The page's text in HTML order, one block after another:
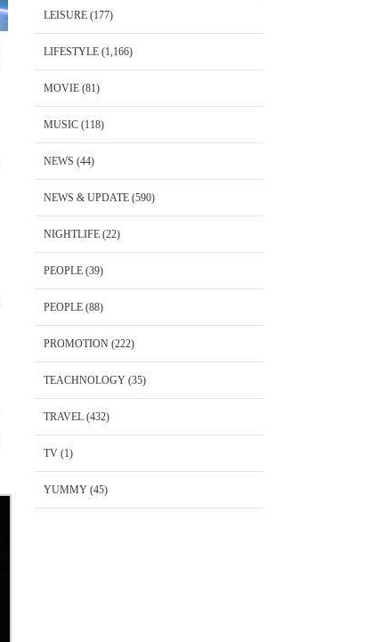
LEISURE(177)
LIFESTYLE(1,166)
MOVIE(81)
MUSIC(118)
NEWS (44)
NEWS & UPDATE(590)
NIGHTLIFE(22)
PEOPLE(39)
PEOPLE(88)
PROMOTION(222)
TEACHNOLOGY(35)
TRAVEL(432)
TV(1)
YUMMY(45)